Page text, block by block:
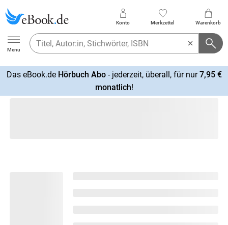
Ebook.de
Menu
Konto Merkzettel Warenkorb
Das eBook.de Hörbuch Abo- jederzeit, überall, für nur7,95 €
monatlich!